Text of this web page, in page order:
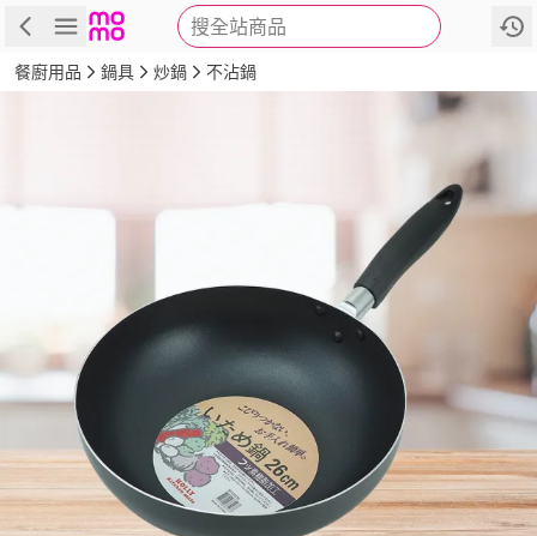
搜全站商品
商品 評價 詳情
餐廚用品 鍋具 炒鍋 不沾鍋